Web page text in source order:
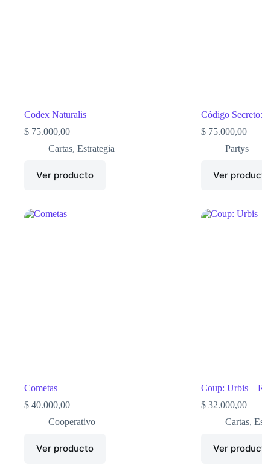
Codex Naturalis
$ 75.000,00
Cartas, Estrategia
Ver producto
Código
$ 75.000,00
Partys
Ver
Cometas
$ 40.000,00
Cooperativo
Ver producto
Coup: Urbis –
$ 32.000,00
Cartas,
Ver